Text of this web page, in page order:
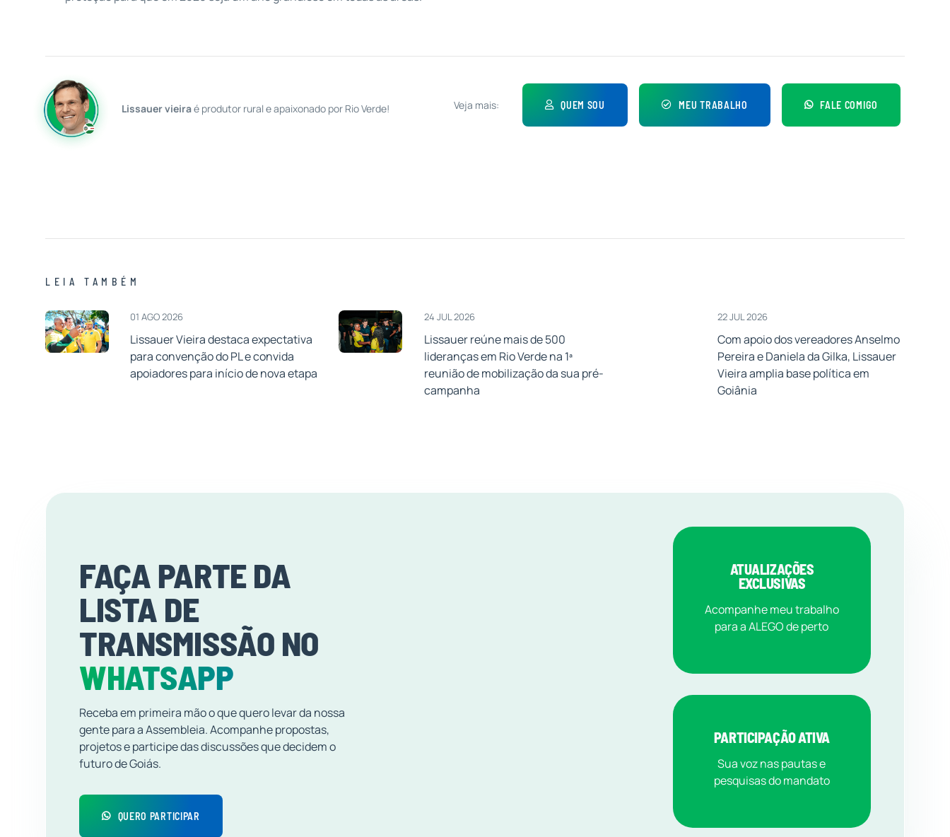
Lissauer vieiraé produtor rural e apaixonado por Rio Verde! Veja mais: QUEM SOU MEU TRABALHO FALE COMIGO
LEIA TAMBÉM
01 AGO 2026
Lissauer Vieira destaca expectativa
para convenção do PL e convida
apoiadores para início de nova etapa
24 JUL 2026
Lissauer reúne mais de 500
lideranças em Rio Verde na 1ª
reunião de mobilização da sua pré-
campanha
22 JUL 2026
Com apoio dos vereadores Anselmo
Pereira e Daniela da Gilka, Lissauer
Vieira amplia base política em
Goiânia
FAÇA PARTE DA
LISTA DE
TRANSMISSÃO NO
WHATSAPP
Receba em primeira mão o que quero levar da nossa
gente para a Assembleia. Acompanhe propostas,
projetos e participe das discussões que decidem o
futuro de Goiás.
QUERO PARTICIPAR
ATUALIZAÇÕES
EXCLUSIVAS
Acompanhe meu trabalho
para a ALEGO de perto
PARTICIPAÇÃO ATIVA
Sua voz nas pautas e
pesquisas do mandato